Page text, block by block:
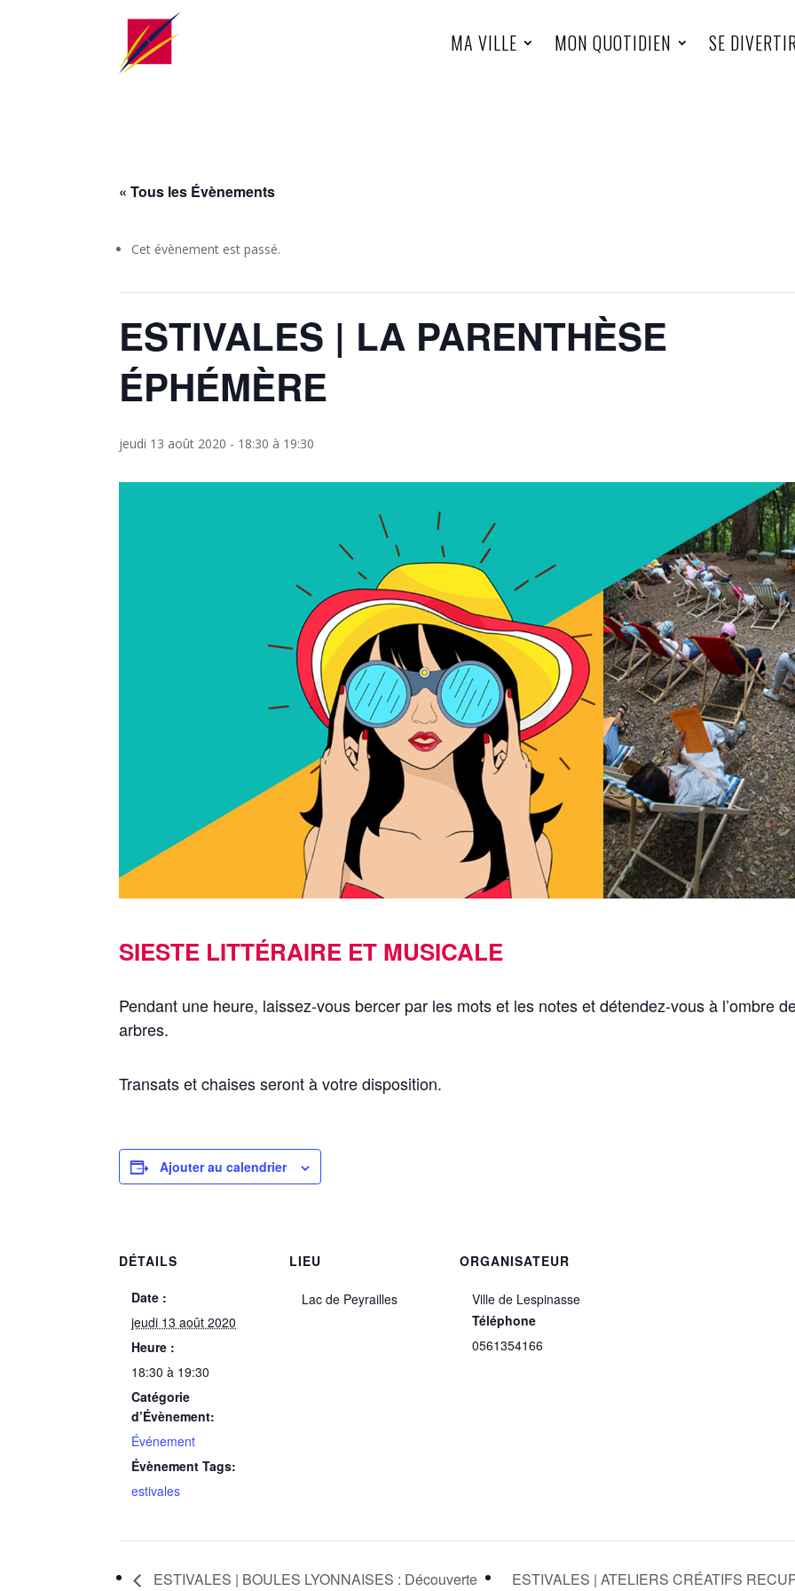
MA VILLE MON QUOTIDIEN SE
« Tous les Évènements
Cet évènement est passé.
ESTIVALES | LA PARENTHÈSE
ÉPHÉMÈRE
jeudi 13 août 2020 - 18:30 à 19:30
SIESTE LITTÉRAIRE ET MUSICALE
Pendant une heure, laissez-vous bercer par les mots et les notes et détendez-vous à l’ombre
arbres.
Transats et chaises seront à votre disposition.
Ajouter au calendrier
DÉTAILS
Date :
jeudi 13 août 2020
Heure :
18:30 à 19:30
Catégorie
d’Évènement:
Événement
Évènement Tags:
estivales
LIEU
Lac de Peyrailles
ORGANISATEUR
Ville de Lespinasse
Téléphone
0561354166
ESTIVALES | BOULES LYONNAISES : Découverte ESTIVALES | ATELIERS CRÉATIFS